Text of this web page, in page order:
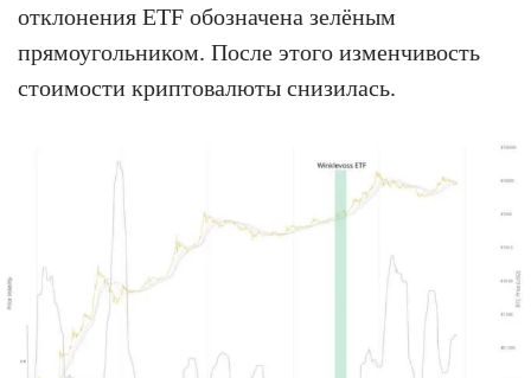
отклонения ETF обозначена зелёным
прямоугольником. После этого изменчивость
стоимости криптовалюты снизилась.